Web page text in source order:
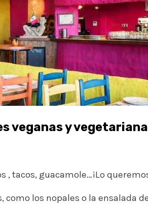
veganas y
, tacos, guacamole…¡Lo
los nopales o la ensalada